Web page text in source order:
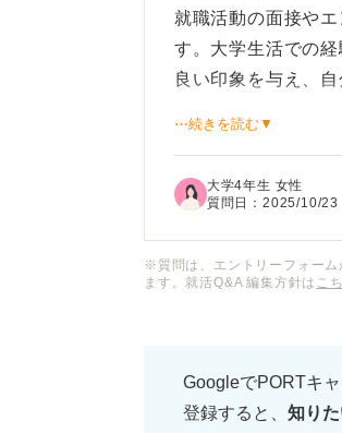
就職活動の面接や
す。大学生活での
良い印象を与え、
して企業にどう貢
自己PRを効果的に
どう結びつけるか
⋯続きを読む▼
大学4年生 女性
質問日：2025/10/23
※質問は、エントリーフォー
ます。就活Q&A 編集方針は こ
GoogleでPORTキ
登録すると、 知り